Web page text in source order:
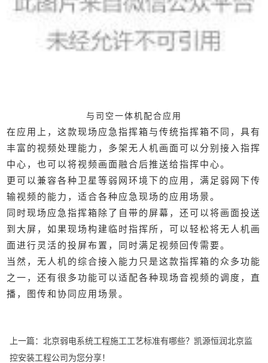
与司空一体机配合应用
在应用上，这款现场应急指挥箱与传统指挥箱不同，具有
丰富的视频处理能力，多架无人机画面可以分别接入指挥
中心，也可以将视频画面融合后推送给指挥中心。
更可以兼容各种卫星等弱网环境下的应用，满足弱网下传
输视频的能力，适合各种应急现场的应用场景。
同时现场应急指挥箱除了自带的屏幕，还可以将画面投送
到大屏，如果现场构建临时指挥所，可以轻松将无人机画
面进行灵活的投屏布置，同时满足视频回传需要。
当然，无人机的综合接入能力只是这款指挥箱的众多功能
之一，还有很多功能可以适配各种现场音视频的调度，直
播，图传和协同应用场景。
上一篇： 北京弱电系统工程施工工艺标准有哪些？凯源恒润北京监
控安装工程公司为您分享！